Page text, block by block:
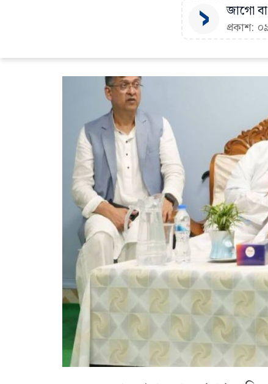
জাগো
প্রকাশ: